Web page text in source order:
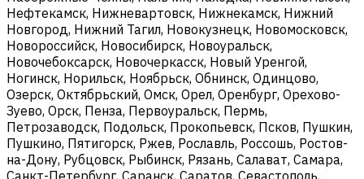
Нефтекамск, Нижневартовск, Нижнекамск, Нижний
Новгород, Нижний Тагил, Новокузнецк, Новомосковск,
Новороссийск, Новосибирск, Новоуральск,
Новочебоксарск, Новочеркасск, Новый Уренгой,
Ногинск, Норильск, Ноябрьск, Обнинск, Одинцово,
Озерск, Октябрьский, Омск, Орел, Оренбург, Орехово-
Зуево, Орск, Пенза, Первоуральск, Пермь,
Петрозаводск, Подольск, Прокопьевск, Псков, Пушкин,
Пушкино, Пятигорск, Ржев, Рославль, Россошь, Ростов-
на-Дону, Рубцовск, Рыбинск, Рязань, Салават, Самара,
Санкт-Петербург, Саранск, Саратов, Севастополь,